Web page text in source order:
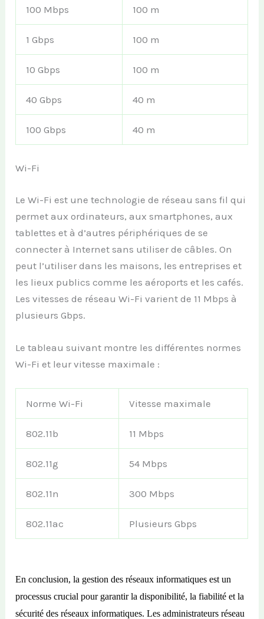
100 Mbps 100 m
1 Gbps 100 m
10 Gbps 100 m
40 Gbps 40 m
100 Gbps 40 m
Wi-Fi
Le Wi-Fi est une technologie de réseau sans fil qui
permet aux ordinateurs, aux smartphones, aux
tablettes et à d’autres périphériques de se
connecter à Internet sans utiliser de câbles. On
peut l’utiliser dans les maisons, les entreprises et
les lieux publics comme les aéroports et les cafés.
Les vitesses de réseau Wi-Fi varient de 11 Mbps à
plusieurs Gbps.
Le tableau suivant montre les différentes normes
Wi-Fi et leur vitesse maximale :
Norme Wi-Fi Vitesse maximale
802.11b 11 Mbps
802.11g 54 Mbps
802.11n 300 Mbps
802.11ac Plusieurs Gbps
En conclusion, la gestion des réseaux informatiques est un
processus crucial pour garantir la disponibilité, la fiabilité et la
sécurité des réseaux informatiques. Les administrateurs réseau